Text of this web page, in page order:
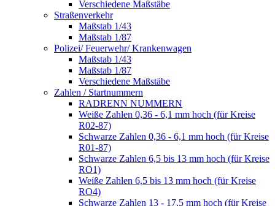
Verschiedene Maßstäbe
Straßenverkehr
Maßstab 1/43
Maßstab 1/87
Polizei/ Feuerwehr/ Krankenwagen
Maßstab 1/43
Maßstab 1/87
Verschiedene Maßstäbe
Zahlen / Startnummern
RADRENN NUMMERN
Weiße Zahlen 0,36 - 6,1 mm hoch (für Kreise
R02-87)
Schwarze Zahlen 0,36 - 6,1 mm hoch (für Kreise
R01-87)
Schwarze Zahlen 6,5 bis 13 mm hoch (für Kreise
RO1)
Weiße Zahlen 6,5 bis 13 mm hoch (für Kreise
RO4)
Schwarze Zahlen 13 - 17,5 mm hoch (für Kreise